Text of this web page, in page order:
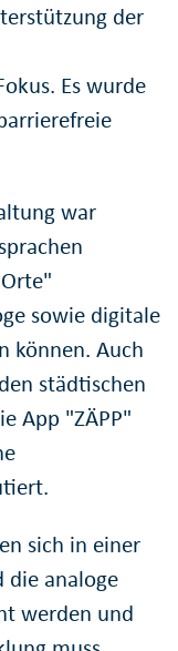
der
Es wurde
war
sowie digitale
können. Auch
städtischen
App "ZÄPP"
sich in einer
die analoge
werden und